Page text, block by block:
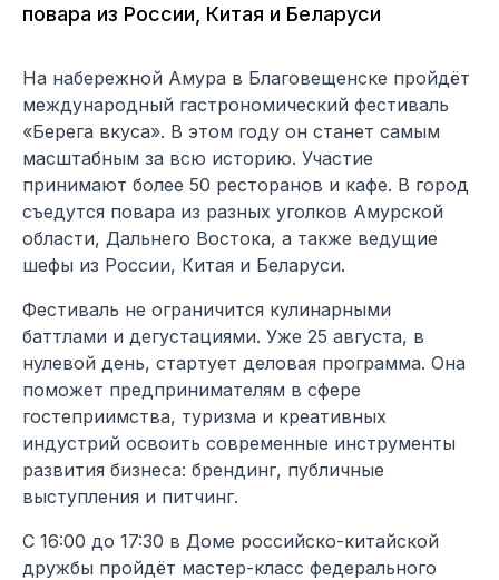
повара из России, Китая и Беларуси
На набережной Амура в Благовещенске пройдёт
международный гастрономический фестиваль
«Берега вкуса». В этом году он станет самым
масштабным за всю историю. Участие
принимают более 50 ресторанов и кафе. В город
съедутся повара из разных уголков Амурской
области, Дальнего Востока, а также ведущие
шефы из России, Китая и Беларуси.
Фестиваль не ограничится кулинарными
баттлами и дегустациями. Уже 25 августа, в
нулевой день, стартует деловая программа. Она
поможет предпринимателям в сфере
гостеприимства, туризма и креативных
индустрий освоить современные инструменты
развития бизнеса: брендинг, публичные
выступления и питчинг.
С 16:00 до 17:30 в Доме российско-китайской
дружбы пройдёт мастер-класс федерального